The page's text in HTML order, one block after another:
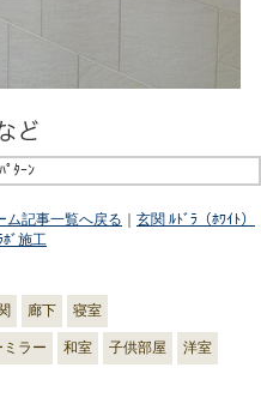
ﾟﾀｰﾝ
ム記事一覧へ戻る ｜ 玄関 ﾙﾄﾞﾗ（ﾎﾜｲﾄ）
ﾎﾞ施工
廊下 寝室
ミラー 和室 子供部屋 洋室